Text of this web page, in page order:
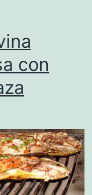
con